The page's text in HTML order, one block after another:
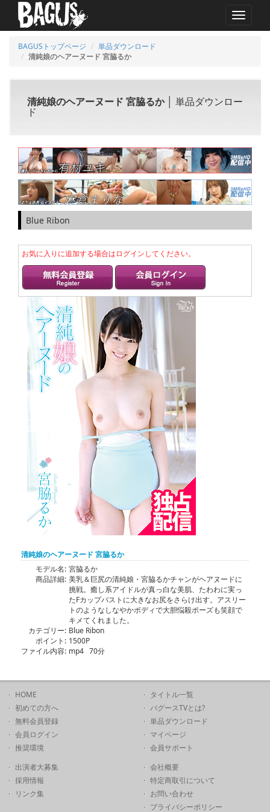
MENU
BAGUSトップページ
単品ダウンロード
清純娘のヘアーヌード 宮脇るか
清純娘のヘアーヌード 宮脇るか│ 単品ダウンロー
ド
Blue Ribon
お気に入りに追加する場合はログインしてください。
清純娘のヘアーヌード 宮脇るか
モデル名: 宮脇るか
商品詳細: 美乳＆巨尻の清純娘・宮脇るかチャンがヘアヌードに
挑戦。癒し系アイドルが真っ白な美肌、たわわに実っ
たFカップバストに大きなお尻をさらけ出す。アスリー
トのようなしなやかボディで大胆悩殺ポーズも笑顔で
キメてくれました。
カテゴリー: Blue Ribon
ポイント: 1500P
ファイル内容: mp4 70分
HOME
初めての方へ
無料会員登録
会員ログイン
推奨環境
タイトル一覧
バグースTVとは?
単品ダウンロード
マイページ
会員サポート
出演者大募集
採用情報
リンク集
会社概要
特定商取引について
お問い合わせ
プライバシーポリシー